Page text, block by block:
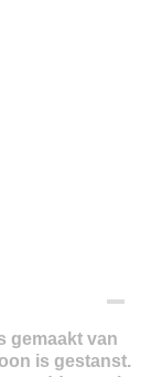
gemaakt van
is gestanst.